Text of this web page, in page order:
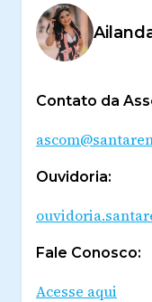
Contato da
Ouvidoria:
Fale Conosco:
Acesse aqui